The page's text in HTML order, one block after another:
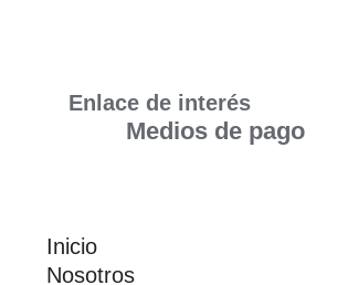
Enlace de interés
Medios de pago
Inicio
Nosotros